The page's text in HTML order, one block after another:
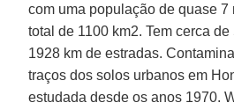
com uma população de quase 7
total de 1100 km2. Tem cerca
1928 km de estradas.
traços dos solos urbanos em
estudada desde os anos 1970.